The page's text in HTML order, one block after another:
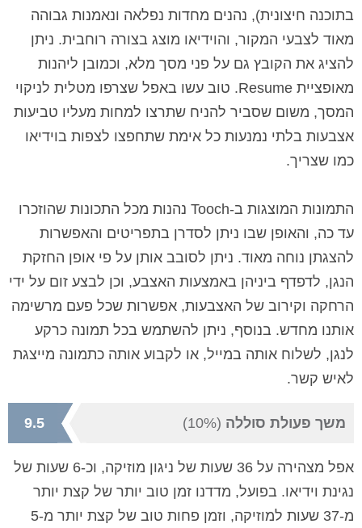
בתוכנה חיצונית), נהנים מחדות נפלאה ונאמנות גבוהה
מאוד לצבעי המקור, והוידיאו מוצג בצורה רוחבית. ניתן
להציג את הקובץ גם על פני מסך מלא, וכמובן ליהנות
מאופציית Resume. טוב עשו באפל שצרפו מטלית לניקוי
המסך, משום שסביר להניח שתרצו למחות מעליו טביעות
אצבעות בלתי נמנעות כל אימת שתחפצו לצפות בוידיאו
כמו שצריך.
התמונות המוצגות ב-
Tooch נהנות מכל התכונות שהוזכרו
עד כה, והאופן שבו ניתן לסדרן בתפריטים והאפשרות
להצגתן נוחה מאוד. ניתן לסובב אותן על פי אופן החזקת
הנגן, לדפדף ביניהן באמצעות האצבע, וכן לבצע זום על ידי
הרחקה וקירוב של האצבעות, אפשרות שכל פעם מרשימה
אותנו מחדש. בנוסף, ניתן להשתמש בכל תמונה כרקע
לנגן, לשלוח אותה במייל, או לקבוע אותה כתמונה מייצגת
לאיש קשר.
משך פעולת סוללה (10%)
9.5
אפל מצהירה על 36 שעות של ניגון מוזיקה, וכ-6 שעות של
נגינת וידיאו. בפועל, מדדנו זמן טוב יותר של קצת יותר
מ-37 שעות למוזיקה, וזמן פחות טוב של קצת יותר מ-5